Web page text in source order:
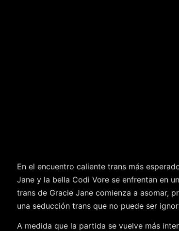
En el encuentro caliente trans más
Jane y la bella Codi Vore se enfrentan en
trans de Gracie Jane comienza a asomar,
una seducción trans que no puede ser
A medida que la partida se vuelve más